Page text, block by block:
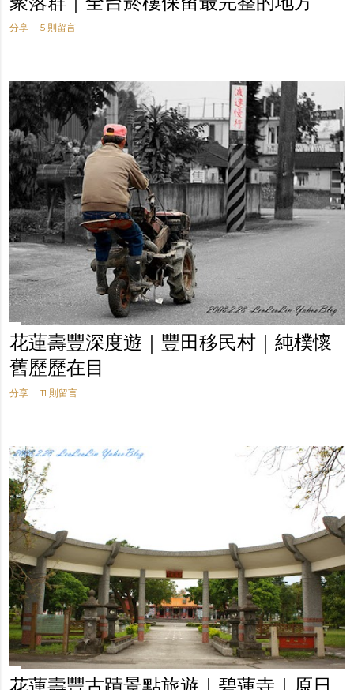
分享 5 則留言
花蓮壽豐深度遊｜豐田移民村｜純樸懷
舊歷歷在目
分享 11 則留言